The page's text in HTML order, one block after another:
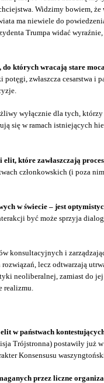
Widzimy
ma niewiele do
Trumpa widać
których wracają stare
zwłaszcza cesarstwa i
wyłącznie dla tych,
się w ramach istniejących
które zawłaszczają
członkowskich (i poza
w świecie – jest
być może sprzyja
konsultacyjnych i
lecz odtwarzają
zamiast do
realizmu.
w państwach
Trójstronna) postawiły już
Konsensusu
przez liczne